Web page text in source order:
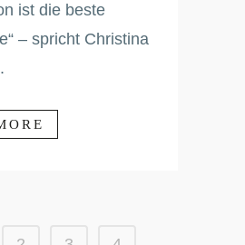
ist die beste
– spricht Christina